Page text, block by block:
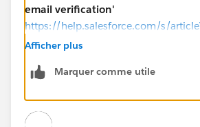
email verification'
https://help.salesforce.com/s/
id=000393009&type=1
Afficher plus
Marquer comme utile